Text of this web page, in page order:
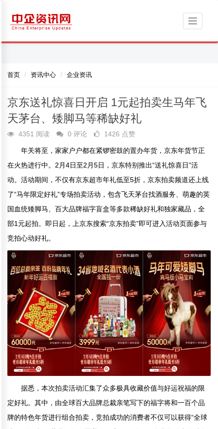
Toggle
首页 资讯中心 企业资讯
京东送礼惊喜日开启 1元起拍卖生马年飞
天茅台、矮脚马等稀缺好礼
4351 阅读 0 评论 1426 点赞
年关将至，家家户户都在紧锣密鼓的置办年货，京东年货节正
在火热进行中。2月4日至2月5日，京东特别推出“送礼惊喜日”活
动。活动期间，不仅有京东超市年礼低至5折，京东拍卖频道还上线
了“马年限定好礼”专场拍卖活动，包含飞天茅台找酒服务、萌趣的英
国血统矮脚马、百大品牌福字盲盒等多款稀缺好礼和独家藏品，全
部1元起拍。即日起，上京东搜索“京东拍卖”即可进入活动页面参与
竞拍心动好礼。
据悉，本次拍卖活动汇集了众多极具收藏价值与好运祝福的限
定好礼。其中，由全球百大品牌总裁亲笔写下的福字将和一百个品
牌的特色年货进行组合拍卖，竞拍成功的消费者不仅可以获得“全球